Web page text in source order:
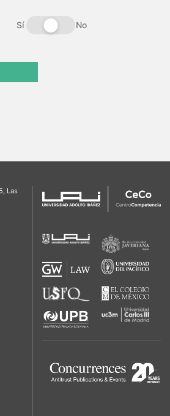
Sí No
Las